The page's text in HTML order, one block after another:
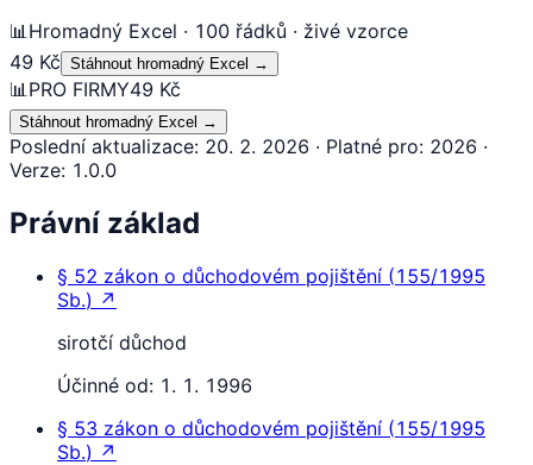
📊 Hromadný Excel · 100 řádků · živé vzorce
49 Kč Stáhnout hromadný Excel →
📊 PRO FIRMY49 Kč
Stáhnout hromadný Excel →
Poslední aktualizace: 20. 2. 2026 · Platné pro: 2026 ·
Verze: 1.0.0
Právní základ
§ 52 zákon o důchodovém pojištění (155/1995
Sb.) ↗
sirotčí důchod
Účinné od: 1. 1. 1996
§ 53 zákon o důchodovém pojištění (155/1995
Sb.) ↗